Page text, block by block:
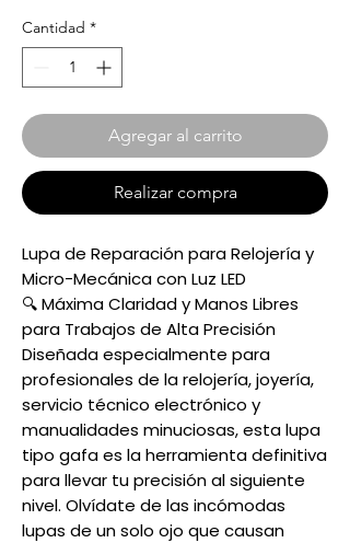
Cantidad *
Agregar al carrito
Realizar compra
Lupa de Reparación para Relojería y
Micro-Mecánica con Luz LED
🔍 Máxima Claridad y Manos Libres
para Trabajos de Alta Precisión
Diseñada especialmente para
profesionales de la relojería, joyería,
servicio técnico electrónico y
manualidades minuciosas, esta lupa
tipo gafa es la herramienta definitiva
para llevar tu precisión al siguiente
nivel. Olvídate de las incómodas
lupas de un solo ojo que causan